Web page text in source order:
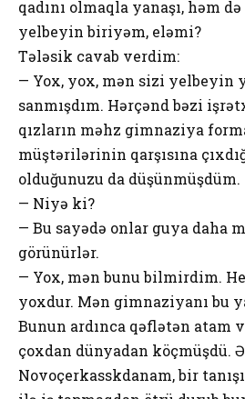
qadını olmaqla yanaşı, həm
yelbeyin biriyəm, eləmi?
Tələsik cavab verdim:
— Yox, yox, mən sizi yelbeyin
sanmışdım. Hərçənd bəzi
qızların məhz gimnaziya
müştərilərinin qarşısına
olduğunuzu da düşünmüşdüm.
— Niyə ki?
— Bu sayədə onlar guya daha
görünürlər.
— Yox, mən bunu bilmirdim.
yoxdur. Mən gimnaziyanı bu
Bunun ardınca qəflətən atam
çoxdan dünyadan köçmüşdü.
Novoçerkasskdanam, bir